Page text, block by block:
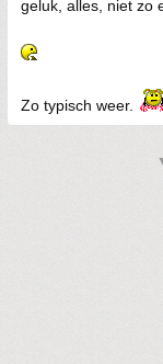
geluk, alles, niet zo
Zo typisch weer.